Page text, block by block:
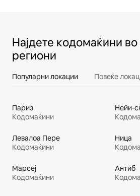
Најдете кодомаќини
региони
Популарни локации Повеќе
Париз
Кодомаќини
Нейи-
Левалоа Пере
Кодомаќини
Ница
Марсеј
Кодомаќини
Антиб